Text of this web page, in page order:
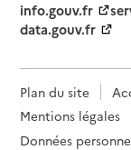
info.gouv.fr
data.gouv.fr
Plan du site
Mentions légales
Données